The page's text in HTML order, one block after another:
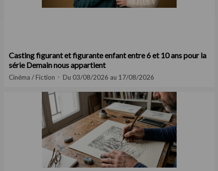
Casting figurant et figurante enfant entre 6 et 10 ans pour la
série Demain nous appartient
Cinéma / Fiction Du 03/08/2026 au 17/08/2026